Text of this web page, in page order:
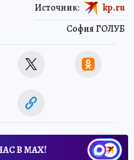
София ГОЛУБ
Источник: kp.ru
В МАХ!